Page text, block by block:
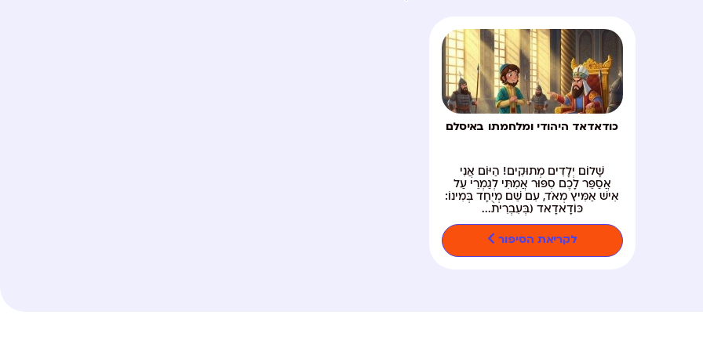
כודאדאד היהודי ומלחמתו באיסלם
שָׁלוֹם יְלָדִים מְתוּקִים! הַיּוֹם אֲנִי
אֲסַפֵּר לָכֶם סִפּוּר אֲמִתִּי לְגַמְרֵי עַל
אִישׁ אַמִּיץ מְאֹד, עִם שֵׁם מְיֻחָד בְּמִינוֹ:
כּוֹדָאדָאד (בְּעִבְרִית...
לקריאת הסיפור